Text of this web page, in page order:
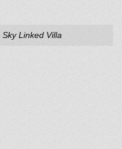
Linked Villa